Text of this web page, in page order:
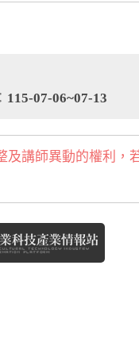
115-07-06~07-13
講師異動的權利，